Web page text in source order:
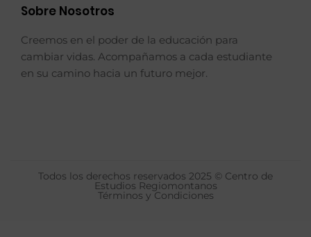
Sobre Nosotros
Creemos en el poder de la educación para
cambiar vidas. Acompañamos a cada estudiante
en su camino hacia un futuro mejor.
Todos los derechos reservados 2025 © Centro de
Estudios Regiomontanos
Términos y Condiciones